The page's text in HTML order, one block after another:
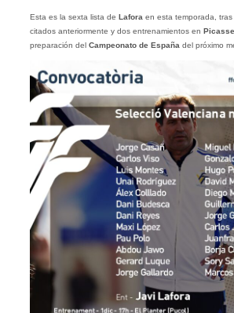
Esta es la sexta lista de Lafora en esta temporada, tras
citados anteriormente y dos entrenamientos en
preparación del Campeonato de España del próximo